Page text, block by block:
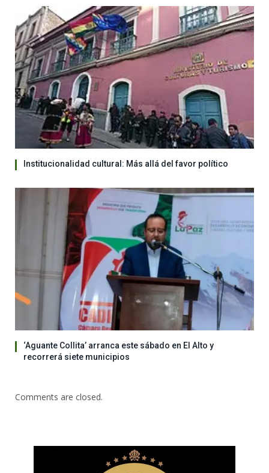
Institucionalidad cultural: Más allá del favor político
‘Aguante Collita’ arranca este sábado en El Alto y
recorrerá siete municipios
Comments are closed.